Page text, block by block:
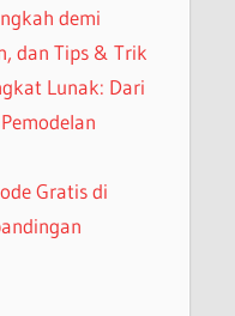
demi
dan Tips & Trik
Lunak: Dari
Gratis di